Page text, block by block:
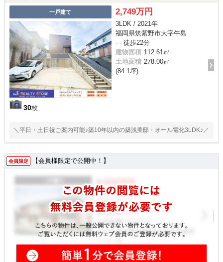
一戸建て
30枚
2,749万円
3LDK / 2021年
福岡県筑紫野市大字牛島
- - 徒歩22分
建物面積 112.61㎡
土地面積 278.00㎡
(84.1坪)
＼平日・土日祝ご案内可能♪築10年以内の築浅美邸・オール電化3LDK♪／
会員限定 【会員様限定で公開中！】